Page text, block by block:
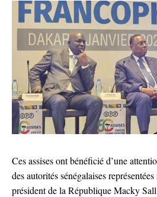
Ces assises ont bénéficié d’une
des autorités sénégalaises
président de la République Macky